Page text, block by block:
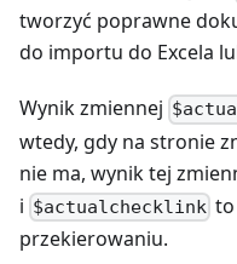
tworzyć poprawne
do importu do Excela
Wynik zmiennej
wtedy, gdy na stronie
nie ma, wynik tej
i $actualchecklink
przekierowaniu.